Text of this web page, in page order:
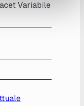
Variabile Ene BT